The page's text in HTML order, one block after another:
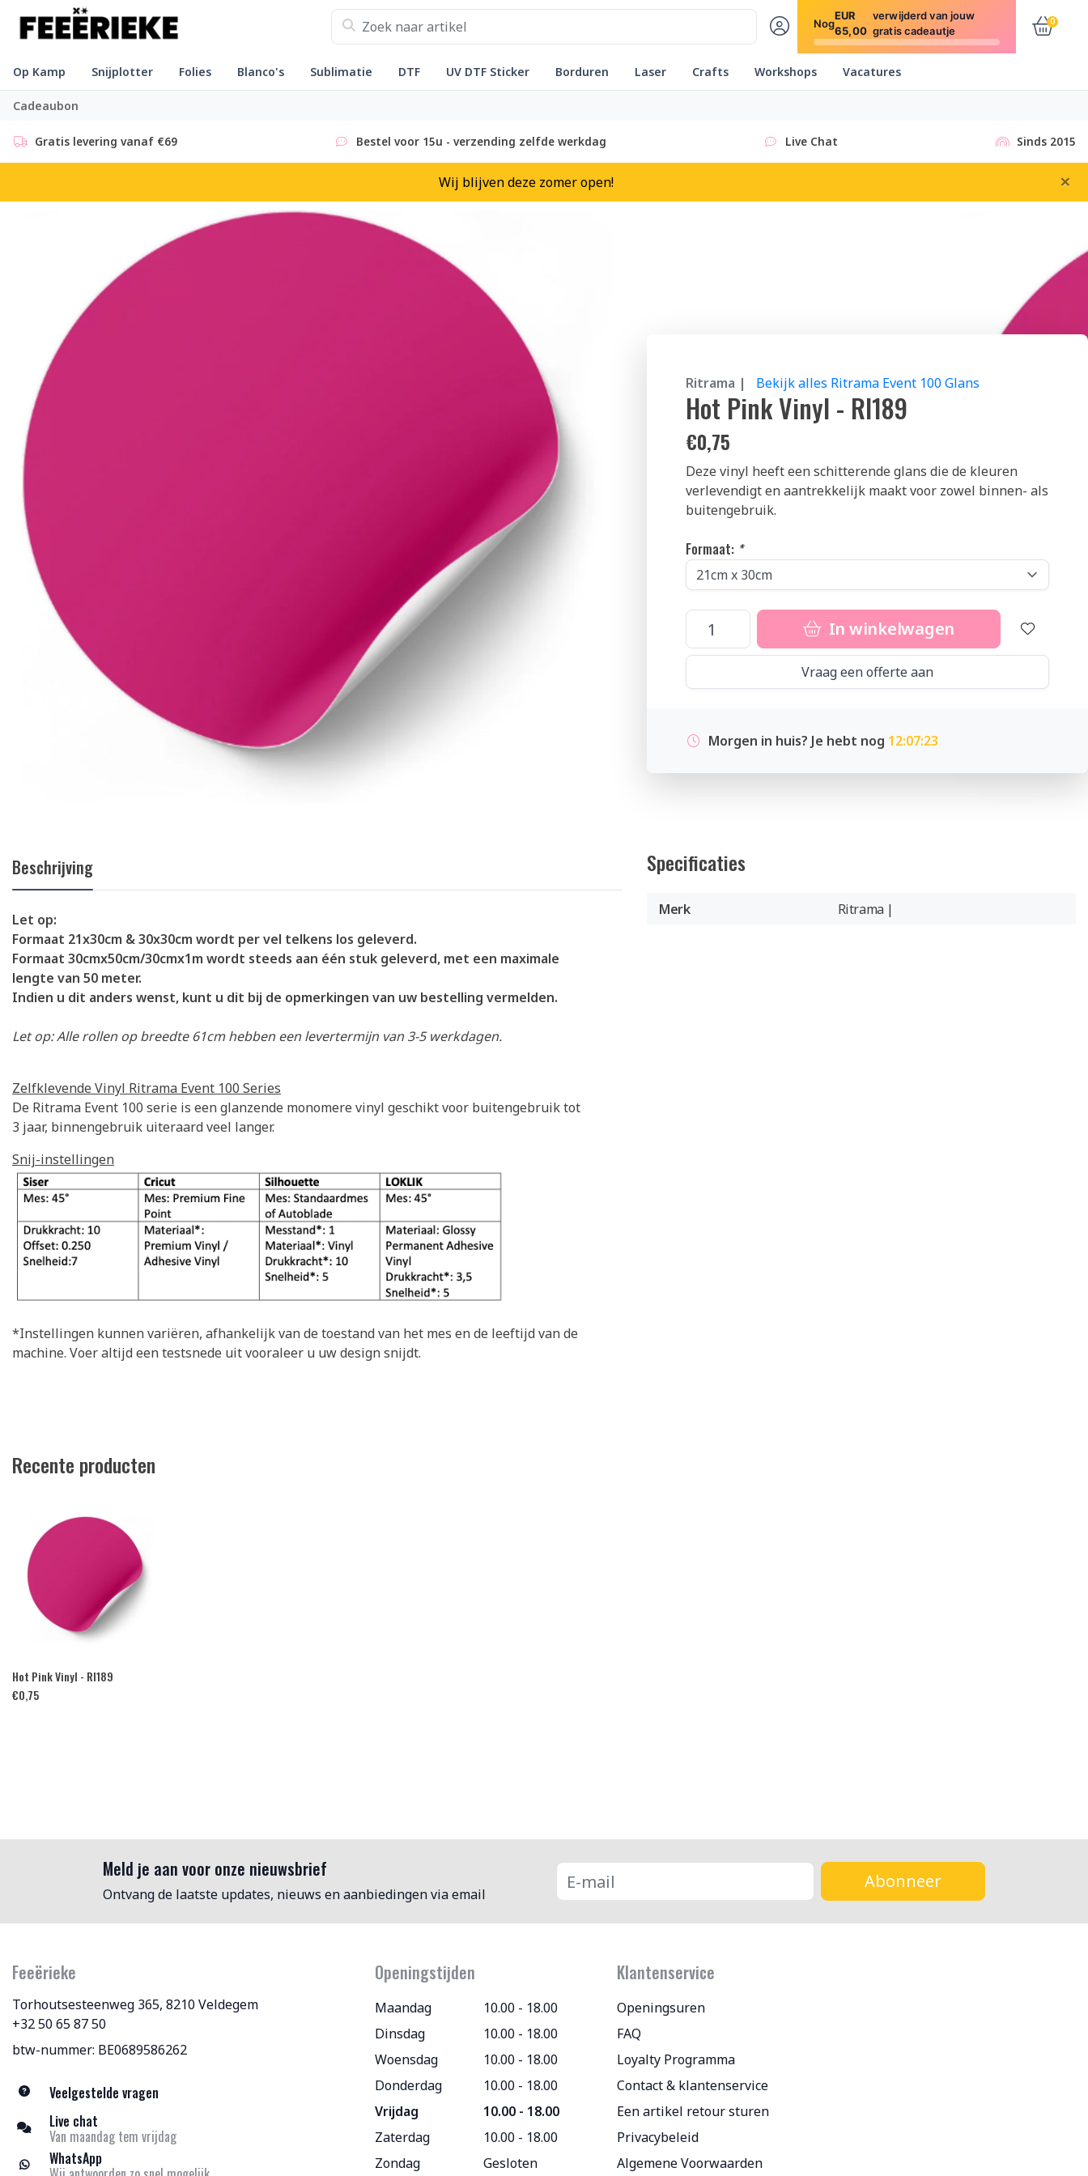
Nog
EUR
65,00
verwijderd van jouw
gratis cadeautje
0
Op Kamp Snijplotter Folies Blanco's Sublimatie DTF UV DTF Sticker Borduren Laser Crafts Workshops Vacatures
Cadeaubon
Gratis levering vanaf €69 Bestel voor 15u - verzending zelfde werkdag Live Chat Sinds 2015
Wij blijven deze zomer open! ×
Ritrama | Bekijk alles Ritrama Event 100 Glans
Hot Pink Vinyl - RI189
€0,75
Deze vinyl heeft een schitterende glans die de kleuren
verlevendigt en aantrekkelijk maakt voor zowel binnen- als
buitengebruik.
Formaat: *
In winkelwagen
Vraag een offerte aan
Morgen in huis? Je hebt nog 12:07:23
Beschrijving
Let op:
Formaat 21x30cm & 30x30cm wordt per vel telkens los geleverd.
Formaat 30cmx50cm/30cmx1m wordt steeds aan één stuk geleverd, met een maximale
lengte van 50 meter.
Indien u dit anders wenst, kunt u dit bij de opmerkingen van uw bestelling vermelden.
Let op: Alle rollen op breedte 61cm hebben een levertermijn van 3-5 werkdagen.
Zelfklevende Vinyl Ritrama Event 100 Series
De Ritrama Event 100 serie is een glanzende monomere vinyl geschikt voor buitengebruik tot
3 jaar, binnengebruik uiteraard veel langer.
Snij-instellingen
*Instellingen kunnen variëren, afhankelijk van de toestand van het mes en de leeftijd van de
machine. Voer altijd een testsnede uit vooraleer u uw design snijdt.
Specificaties
Merk Ritrama |
Recente producten
Hot Pink Vinyl - RI189
€0,75
Meld je aan voor onze nieuwsbrief
Ontvang de laatste updates, nieuws en aanbiedingen via email
Abonneer
Feeërieke
Torhoutsesteenweg 365, 8210 Veldegem
+32 50 65 87 50
btw-nummer: BE0689586262
Veelgestelde vragen
Live chat
Van maandag tem vrijdag
WhatsApp
Openingstijden
Maandag
10.00 - 18.00
Dinsdag
10.00 - 18.00
Woensdag
10.00 - 18.00
Donderdag
10.00 - 18.00
Vrijdag
10.00 - 18.00
Zaterdag
10.00 - 18.00
Zondag
Gesloten
Klantenservice
Openingsuren
FAQ
Loyalty Programma
Contact & klantenservice
Een artikel retour sturen
Privacybeleid
Algemene Voorwaarden